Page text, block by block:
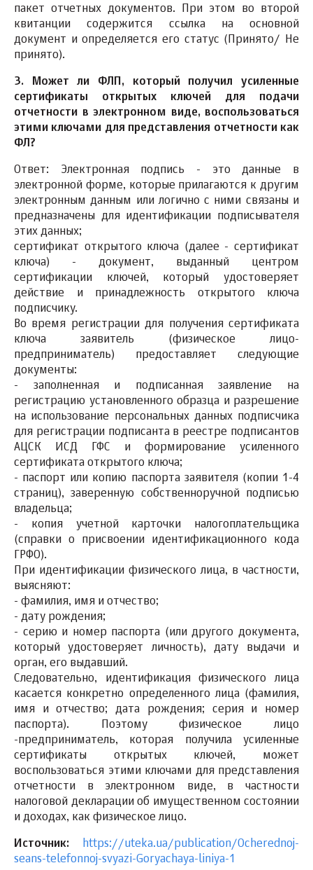
пакет отчетных документов. При этом во второй
квитанции содержится ссылка на основной
документ и определяется его статус (Принято/ Не
принято).
3. Может ли ФЛП, который получил усиленные
сертификаты открытых ключей для подачи
отчетности в электронном виде, воспользоваться
этими ключами для представления отчетности как
ФЛ?
Ответ: Электронная подпись - это данные в
электронной форме, которые прилагаются к другим
электронным данным или логично с ними связаны и
предназначены для идентификации подписывателя
этих данных;
сертификат открытого ключа (далее - сертификат
ключа) - документ, выданный центром
сертификации ключей, который удостоверяет
действие и принадлежность открытого ключа
подписчику.
Во время регистрации для получения сертификата
ключа заявитель (физическое лицо-
предприниматель) предоставляет следующие
документы:
- заполненная и подписанная заявление на
регистрацию установленного образца и разрешение
на использование персональных данных подписчика
для регистрации подписанта в реестре подписантов
АЦСК ИСД ГФС и формирование усиленного
сертификата открытого ключа;
- паспорт или копию паспорта заявителя (копии 1-4
страниц), заверенную собственноручной подписью
владельца;
- копия учетной карточки налогоплательщика
(справки о присвоении идентификационного кода
ГРФО).
При идентификации физического лица, в частности,
выясняют:
- фамилия, имя и отчество;
- дату рождения;
- серию и номер паспорта (или другого документа,
который удостоверяет личность), дату выдачи и
орган, его выдавший.
Следовательно, идентификация физического лица
касается конкретно определенного лица (фамилия,
имя и отчество; дата рождения; серия и номер
паспорта). Поэтому физическое лицо
-предприниматель, которая получила усиленные
сертификаты открытых ключей, может
воспользоваться этими ключами для представления
отчетности в электронном виде, в частности
налоговой декларации об имущественном состоянии
и доходах, как физическое лицо.
Источник:
https://uteka.ua/publication/Ocherednoj-
seans-telefonnoj-svyazi-Goryachaya-liniya-1